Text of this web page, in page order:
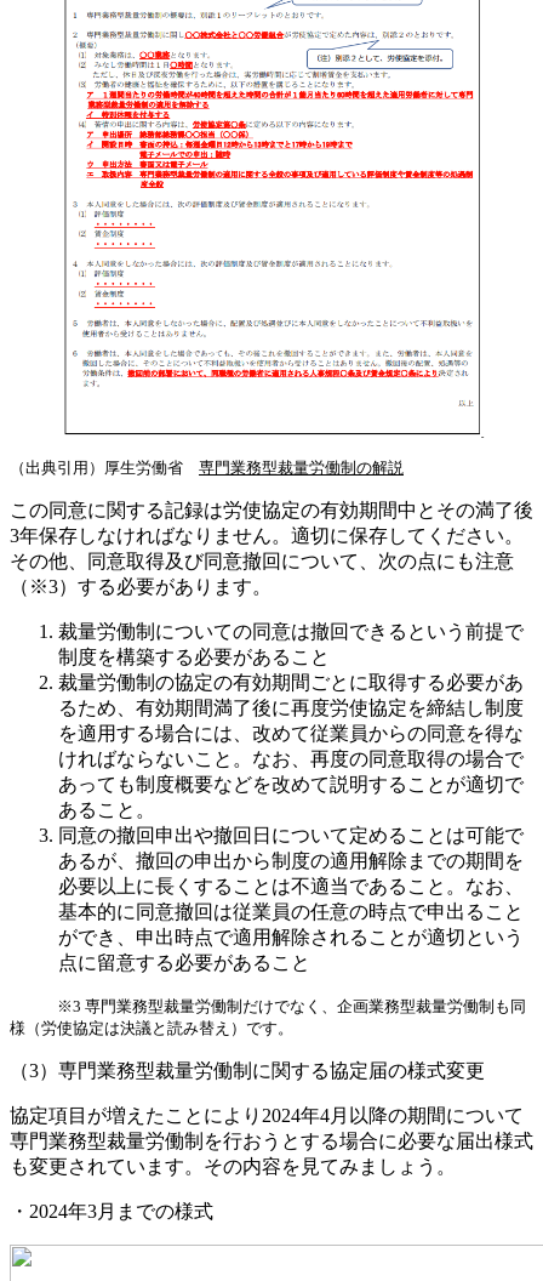
（出典引用）厚生労働省 専門業務型裁量労働制の解説
この同意に関する記録は労使協定の有効期間中とその満了後
3年保存しなければなりません。適切に保存してください。
その他、同意取得及び同意撤回について、次の点にも注意
（※3）する必要があります。
裁量労働制についての同意は撤回できるという前提で
制度を構築する必要があること
裁量労働制の協定の有効期間ごとに取得する必要があ
るため、有効期間満了後に再度労使協定を締結し制度
を適用する場合には、改めて従業員からの同意を得な
ければならないこと。なお、再度の同意取得の場合で
あっても制度概要などを改めて説明することが適切で
あること。
同意の撤回申出や撤回日について定めることは可能で
あるが、撤回の申出から制度の適用解除までの期間を
必要以上に長くすることは不適当であること。なお、
基本的に同意撤回は従業員の任意の時点で申出ること
ができ、申出時点で適用解除されることが適切という
点に留意する必要があること
※3 専門業務型裁量労働制だけでなく、企画業務型裁量労働制も同
様（労使協定は決議と読み替え）です。
（3）専門業務型裁量労働制に関する協定届の様式変更
協定項目が増えたことにより2024年4月以降の期間について
専門業務型裁量労働制を行おうとする場合に必要な届出様式
も変更されています。その内容を見てみましょう。
・2024年3月までの様式